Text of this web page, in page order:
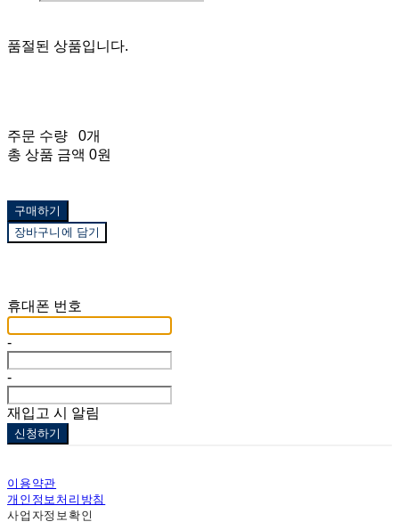
품절된 상품입니다.
주문 수량
0개
총 상품 금액 0원
구매하기
장바구니에 담기
휴대폰 번호
-
-
재입고 시 알림
신청하기
이용약관
개인정보처리방침
사업자정보확인